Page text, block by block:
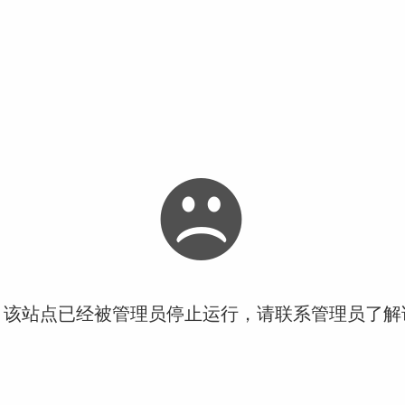
站点已经被管理员停止运行，请联系管理员了